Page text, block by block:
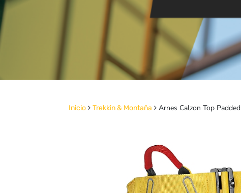
Inicio Trekkin & Montaña Arnes Calzon Top Padded